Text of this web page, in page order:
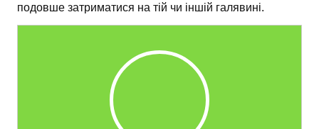
подовше затриматися на тій чи іншій галявині.